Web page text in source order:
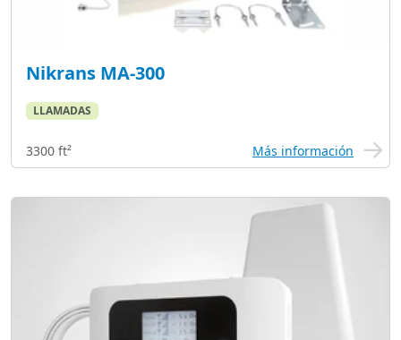
Nikrans MA-300
LLAMADAS
3300 ft² Más información